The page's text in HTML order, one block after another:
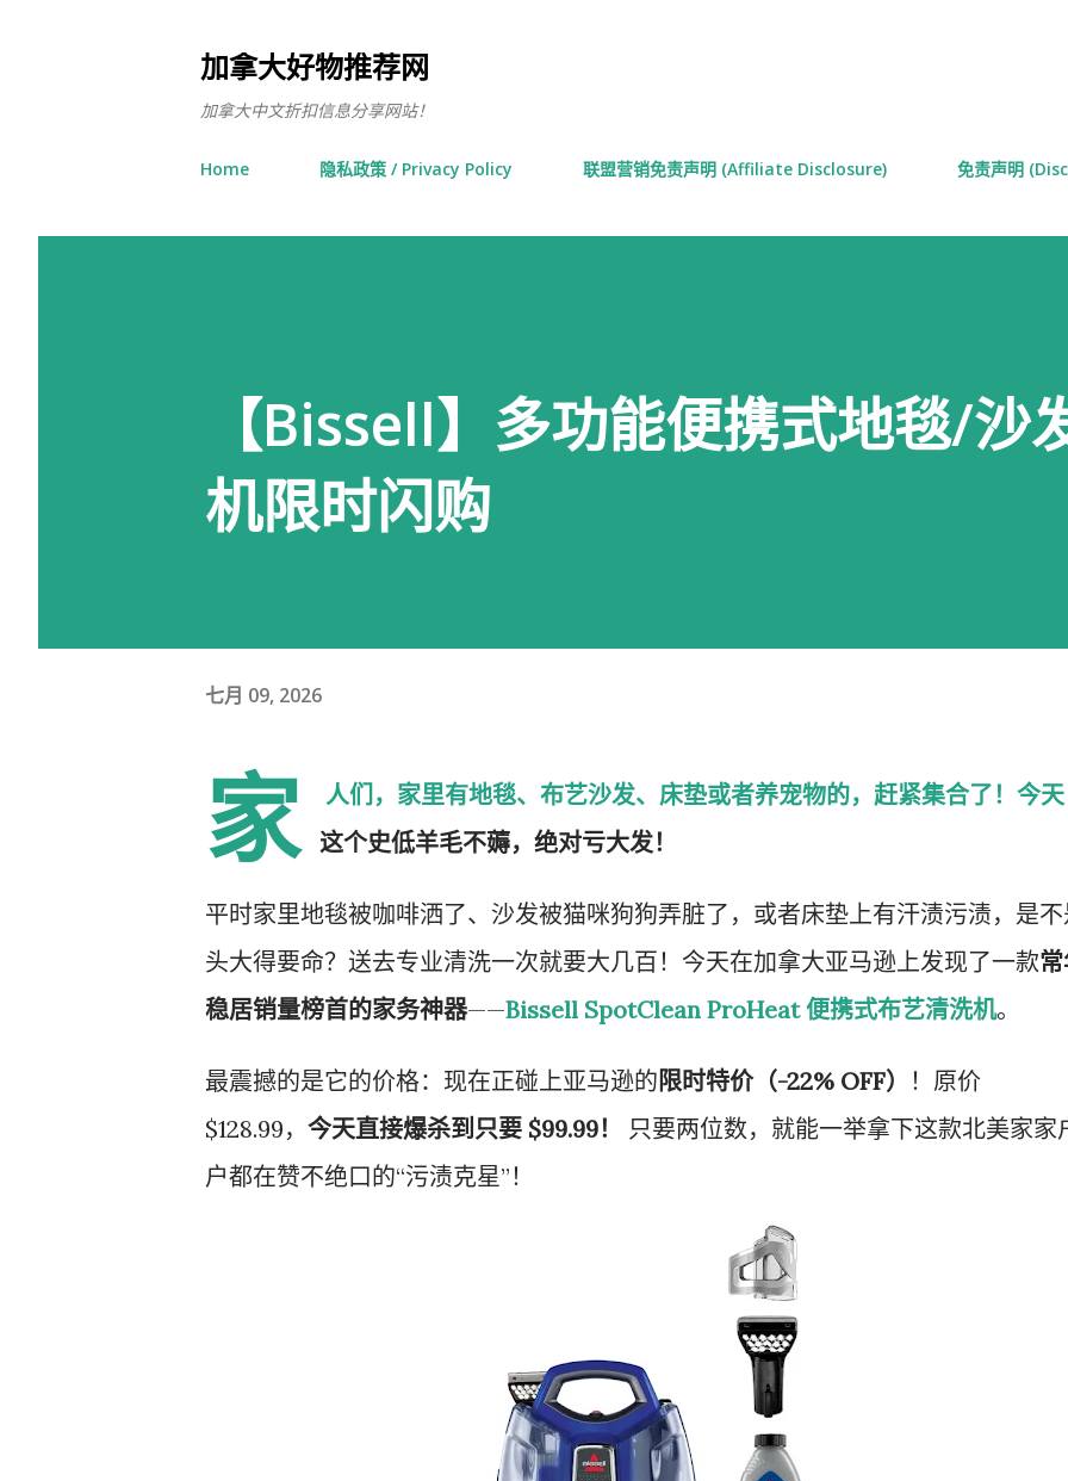
加拿大好物推荐网
加拿大中文折扣信息分享网站！
Home 隐私政策 / Privacy Policy 联盟营销免责声明 (Affiliate Disclosure) 免责声明
【Bissell】多功能便携式地毯/沙
机限时闪购
七月 09, 2026
家
人们，家里有地毯、布艺沙发、床垫或者养宠物的，赶紧集合了！今天
这个史低羊毛不薅，绝对亏大发！
平时家里地毯被咖啡洒了、沙发被猫咪狗狗弄脏了，或者床垫上有汗渍污渍，是不
头大得要命？送去专业清洗一次就要大几百！今天在加拿大亚马逊上发现了一款
稳居销量榜首的家务神器——Bissell SpotClean ProHeat 便携式布艺清洗机。
最震撼的是它的价格：现在正碰上亚马逊的 限时特价（-22% OFF）
！原价
$128.99， 今天直接爆杀到只要 $99.99！
只要两位数，就能一举拿下这款北美家家
户都在赞不绝口的“污渍克星”！